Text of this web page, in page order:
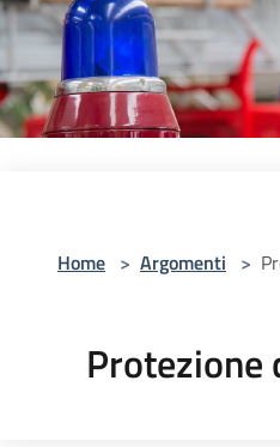
Home > Argomenti >
Protezione